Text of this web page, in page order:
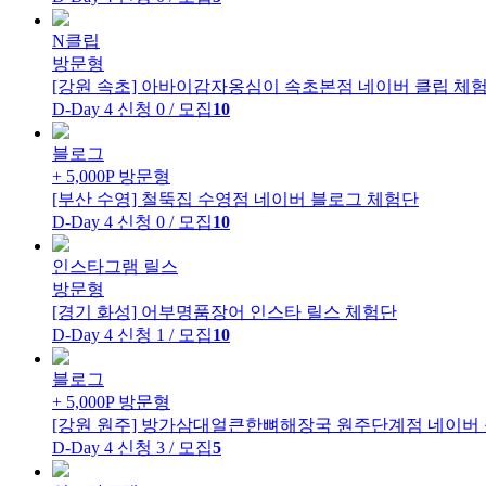
N클립
방문형
[강원 속초] 아바이감자옹심이 속초본점 네이버 클립 체
D-Day 4 신청 0 / 모집10
블로그
+ 5,000P 방문형
[부산 수영] 철뚝집 수영점 네이버 블로그 체험단
D-Day 4 신청 0 / 모집10
인스타그램 릴스
방문형
[경기 화성] 어부명품장어 인스타 릴스 체험단
D-Day 4 신청 1 / 모집10
블로그
+ 5,000P 방문형
[강원 원주] 방가삼대얼큰한뼈해장국 원주단계점 네이버
D-Day 4 신청 3 / 모집5